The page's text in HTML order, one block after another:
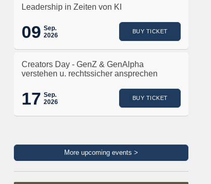
Leadership in Zeiten von KI
09 Sep.
2026
BUY TICKET
Creators Day - GenZ & GenAlpha
verstehen u. rechtssicher ansprechen
17 Sep.
2026
BUY TICKET
More upcoming events >